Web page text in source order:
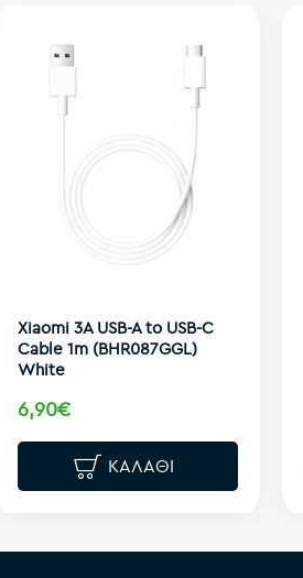
Xiaomi 3A USB-A to USB-C
Cable 1m (BHR087GGL)
White
6,90€
ΚΑΛΆΘΙ